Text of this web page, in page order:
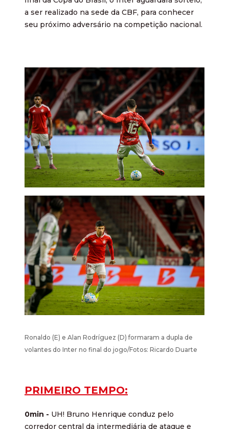
a ser realizado na sede da CBF, para conhecer
seu próximo adversário na competição nacional.
Ronaldo (E) e Alan Rodríguez (D) formaram a dupla de
volantes do Inter no final do jogo/Fotos: Ricardo Duarte
PRIMEIRO TEMPO:
0min - UH! Bruno Henrique conduz pelo
corredor central da intermediária de ataque e